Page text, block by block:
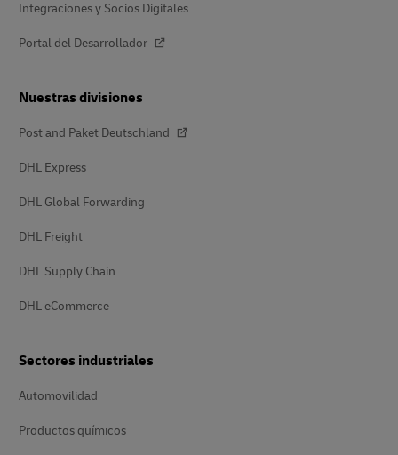
Integraciones y Socios Digitales
Portal del Desarrollador
Nuestras divisiones
Post and Paket Deutschland
DHL Express
DHL Global Forwarding
DHL Freight
DHL Supply Chain
DHL eCommerce
Sectores industriales
Automovilidad
Productos químicos